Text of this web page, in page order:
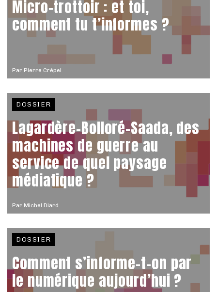
Par Pierre Crépel
Micro-trottoir : et toi,
comment tu t’informes ?
Par Michel Diard
DOSSIER
Lagardère-Bolloré-Saada, des
machines de guerre au
service de quel paysage
médiatique ?
DOSSIER
Comment s’informe-t-on par
le numérique aujourd’hui ?